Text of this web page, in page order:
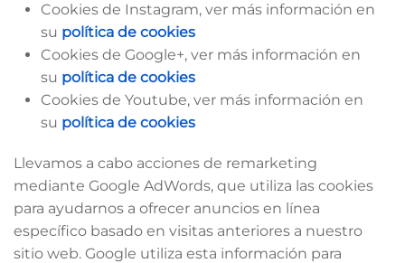
Cookies de Instagram, ver más información en
su política de cookies
Cookies de Google+, ver más información en
su política de cookies
Cookies de Youtube, ver más información en
su política de cookies
Llevamos a cabo acciones de remarketing
mediante Google AdWords, que utiliza las cookies
para ayudarnos a ofrecer anuncios en línea
específico basado en visitas anteriores a nuestro
sitio web. Google utiliza esta información para